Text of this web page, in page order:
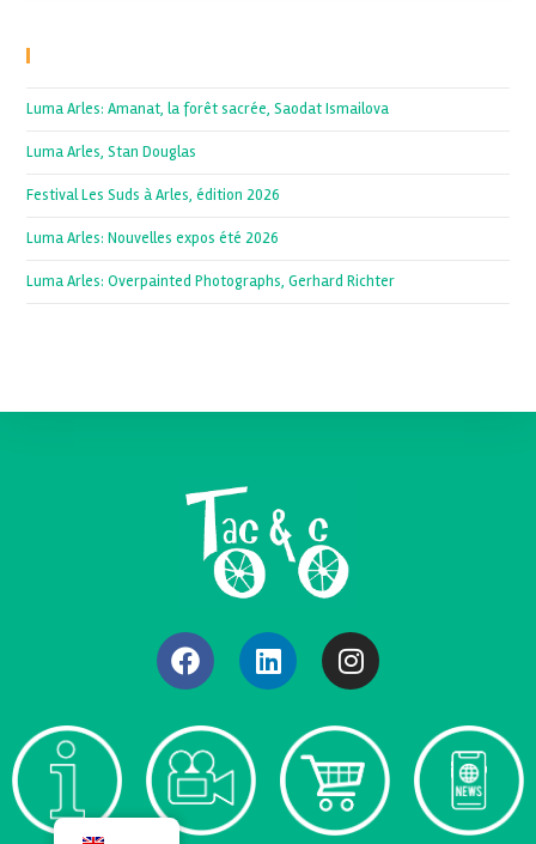
Luma Arles: Amanat, la forêt sacrée, Saodat Ismailova
Luma Arles, Stan Douglas
Festival Les Suds à Arles, édition 2026
Luma Arles: Nouvelles expos été 2026
Luma Arles: Overpainted Photographs, Gerhard Richter